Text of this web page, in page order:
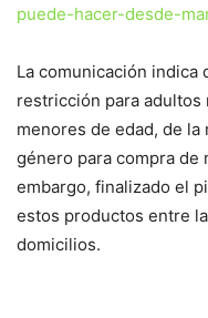
puede-hacer-desde-
La comunicación indica
restricción para adultos
menores de edad, de
género para compra de
embargo, finalizado el
estos productos entre
domicilios.